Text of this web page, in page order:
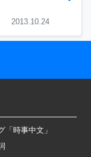
2013.10.24
「時事中文」